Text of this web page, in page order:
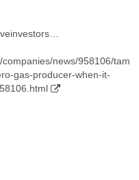
news/958106/tam
gas-producer-when-it-